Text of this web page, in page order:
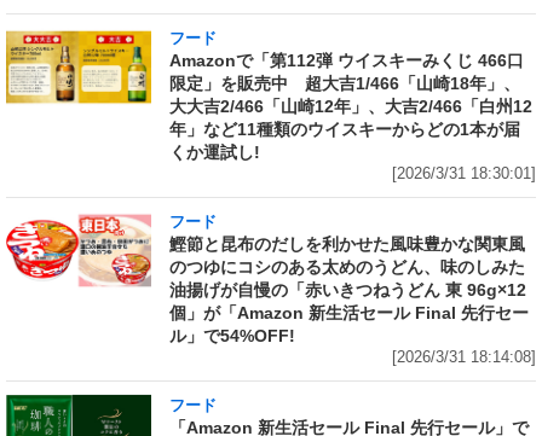
フード
Amazonで「第112弾 ウイスキーみくじ 466口
限定」を販売中 超大吉1/466「山崎18年」、
大大吉2/466「山崎12年」、大吉2/466「白州12
年」など11種類のウイスキーからどの1本が届
くか運試し!
[2026/3/31 18:30:01]
フード
鰹節と昆布のだしを利かせた風味豊かな関東風
のつゆにコシのある太めのうどん、味のしみた
油揚げが自慢の「赤いきつねうどん 東 96g×12
個」が「Amazon 新生活セール Final 先行セー
ル」で54%OFF!
[2026/3/31 18:14:08]
フード
「Amazon 新生活セール Final 先行セール」で